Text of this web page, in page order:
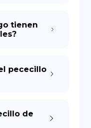
tienen
pececillo
de